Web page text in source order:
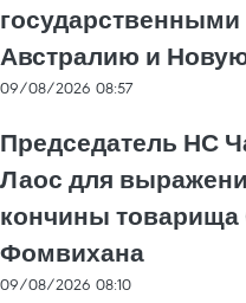
государственными
Австралию и
09/08/2026 08:57
Председатель НС
Лаос для
кончины
Фомвихана
09/08/2026 08:10